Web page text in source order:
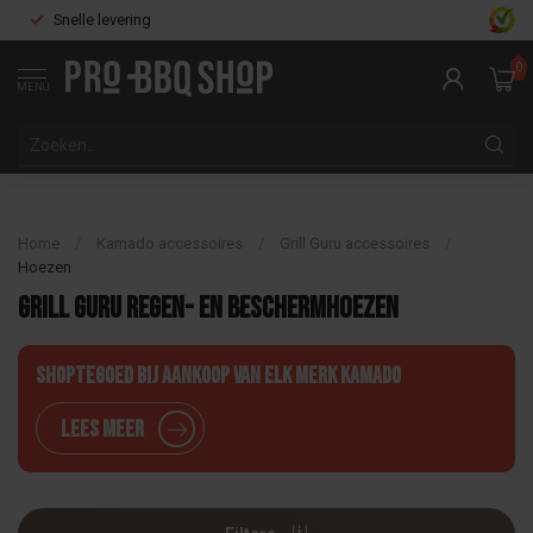
Snelle levering
MENU
0
Home Kamado accessoires Grill Guru accessoires
Hoezen
Grill Guru regen- en beschermhoezen
Shoptegoed bij aankoop van elk merk Kamado
Lees meer